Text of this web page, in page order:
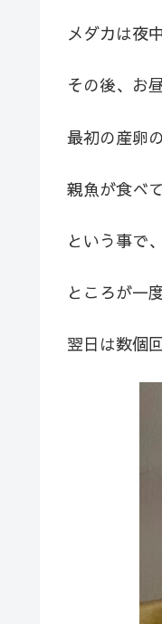
メダカは夜
その後、お
最初の産卵
親魚が食べ
という事で
ところが一
翌日は数個